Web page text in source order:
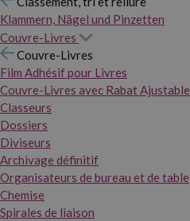
Klammern, Nägel und Pinzetten
Couvre-Livres
Couvre-Livres
Film Adhésif pour Livres
Couvre-Livres avec Rabat Ajustable
Classeurs
Dossiers
Diviseurs
Archivage définitif
Organisateurs de bureau et de table
Chemise
Spirales de liaison